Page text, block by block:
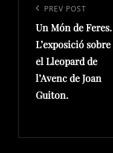
d'entrades
Previous
Post
PREV POST
Un Món de Feres.
L’exposició sobre
el Lleopard de
l’Avenc de Joan
Guiton.